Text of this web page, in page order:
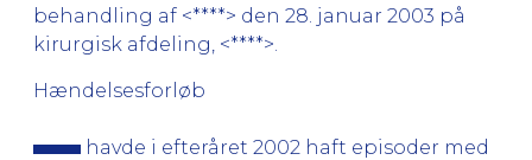
behandling af <****> den 28. januar 2003 på
kirurgisk afdeling, <****>.
Hændelsesforløb
havde i efteråret 2002 haft episoder med